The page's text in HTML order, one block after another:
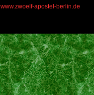
www.zwoelf-apostel-berlin.de